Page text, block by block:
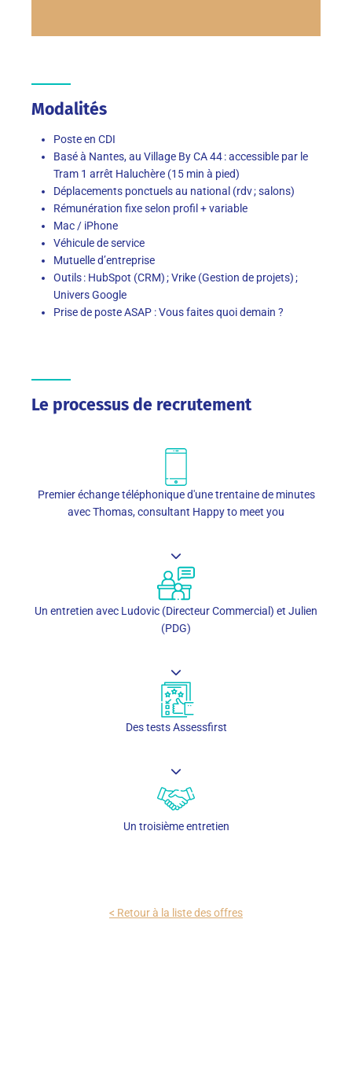
Modalités
Poste en CDI
Basé à Nantes, au Village By CA 44:accessible par le
Tram 1 arrêt Haluchère (15 min à pied)
Déplacements ponctuelsau national (rdv ; salons)
Rémunération fixe selon profil + variable
Mac / iPhone
Véhicule de service
Mutuelle d’entreprise
Outils : HubSpot (CRM) ; Vrike (Gestion de projets) ;
Univers Google
Prise de poste ASAP : Vous faites quoi demain ?
Le processus de recrutement
Premier échange téléphonique d'une trentaine de minutes
avec Thomas, consultant Happy to meet you
Un entretien avec Ludovic (Directeur Commercial) et Julien
(PDG)
Des tests Assessfirst
Un troisième entretien
< Retour à la liste des offres